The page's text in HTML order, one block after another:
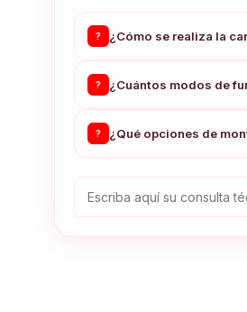
? ¿Cómo se realiza la
? ¿Cuántos modos de
? ¿Qué opciones de